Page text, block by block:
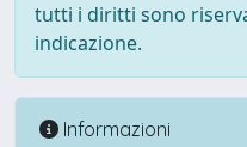
tutti i diritti sono
indicazione.
Informazioni